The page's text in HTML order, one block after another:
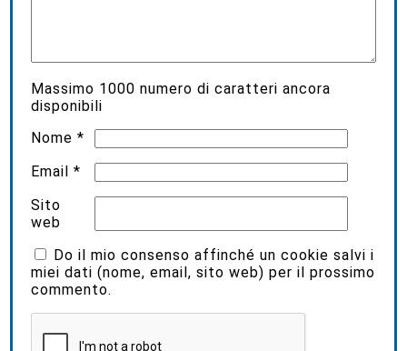
Massimo 1000 numero di caratteri ancora
disponibili
Nome*
Email*
Sito
web
Do il mio consenso affinché un cookie salvi i
miei dati (nome, email, sito web) per il prossimo
commento.